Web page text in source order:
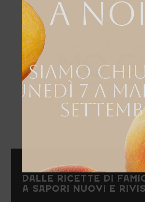
DALLE RICETTE DI
A SAPORI NUOVI E